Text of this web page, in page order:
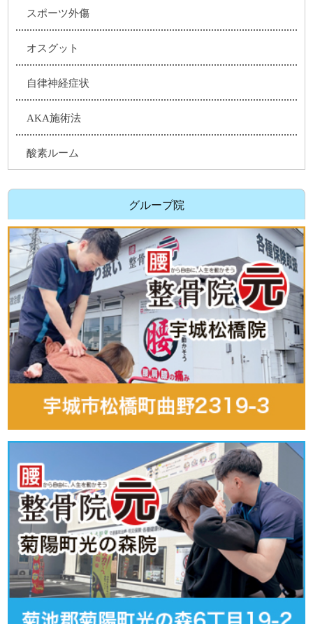
スポーツ外傷
オスグット
自律神経症状
AKA施術法
酸素ルーム
グループ院